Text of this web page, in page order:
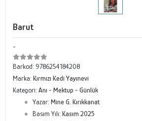
Barut
-
Barkod: 9786254184208
Marka: Kırmızı Kedi Yayınevi
Kategori: Anı - Mektup - Günlük
Yazar: Mine G. Kırıkkanat
Basım Yılı: Kasım 2025